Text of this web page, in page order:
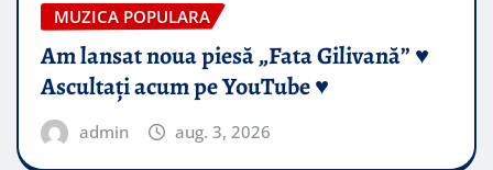
MUZICA POPULARA
Am lansat noua piesă „Fata Gilivană” ♥️
Ascultați acum pe YouTube ♥️
admin aug. 3, 2026